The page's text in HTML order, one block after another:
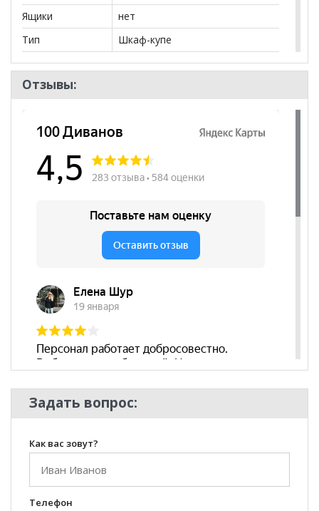
Ящики
нет
Тип
Шкаф-купе
Количество
дверей
2
Количество
6
Штанга
да
Бренд
Аларти
Современный
Отзывы:
Задать вопрос:
Как вас зовут?
Телефон